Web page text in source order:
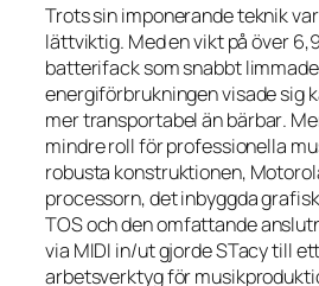
Trots sin imponerande teknik
lättviktig. Med en vikt på över
batterifack som snabbt
energiförbrukningen visade sig
mertransportabelänbärbar.
mindre roll för professionella
robusta konstruktionen,
processorn, det inbyggda
TOS och den omfattande
via MIDI in/ut gjorde STacy till
arbetsverktyg för